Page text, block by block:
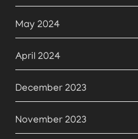
May 2024
April 2024
December 2023
November 2023